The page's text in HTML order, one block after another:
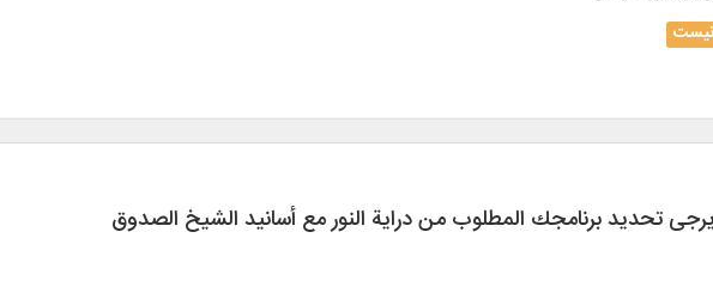
تحديد برنامجك المطلوب من دراية النور مع أسانيد الشيخ الصدوق